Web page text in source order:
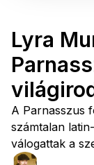
Lyra
A Parnasszus
számtalan
válogattak a